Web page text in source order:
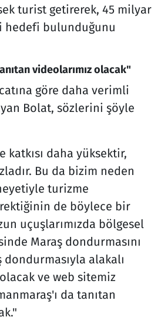
turist getirerek, 45 milyar
bulunduğunu
videolarımız olacak"
göre daha verimli
Bolat, sözlerini şöyle
katkısı daha yüksektir,
Bu da bizim neden
turizme
de böylece bir
uçuşlarımızda bölgesel
Maraş dondurmasını
dondurmasıyla alakalı
ve web sitemiz
da tanıtan